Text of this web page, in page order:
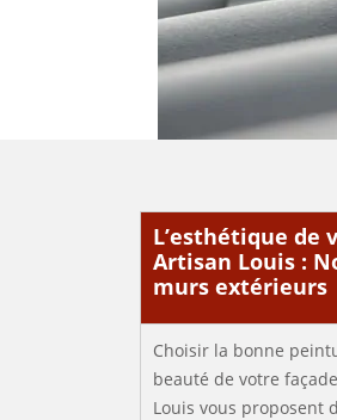
L’esthétique de
Artisan Louis :
murs extérieurs
Choisir la bonne
beauté de votre
Louis vous proposent